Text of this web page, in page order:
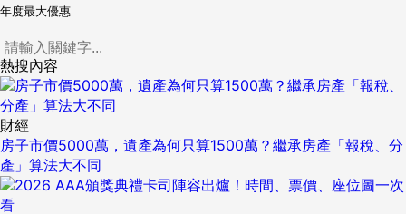
年度最大優惠
熱搜內容
財經
房子市價5000萬，遺產為何只算1500萬？繼承房產「報稅、分
產」算法大不同